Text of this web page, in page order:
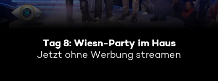
Tag 8: Wiesn-Party im Haus
Jetzt ohne Werbung streamen